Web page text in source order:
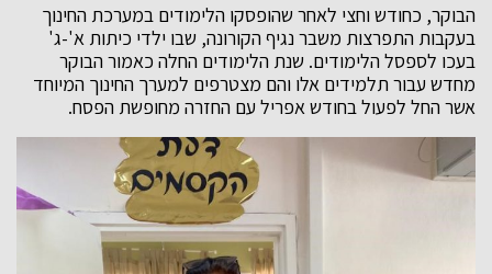
הבוקר, כחודש וחצי לאחר שהופסקו הלימודים במערכת החינוך
בעקבות התפרצות משבר נגיף הקורונה, שבו ילדי כיתות א'-ג'
בעכו לספסל הלימודים. שנת הלימודים החלה כאמור הבוקר
מחדש עבור תלמידים אלו והם מצטרפים למערך החינוך המיוחד
אשר החל לפעול בחודש אפריל עם החזרה מחופשת הפסח.